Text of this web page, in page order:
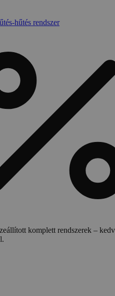
hűtés rendszer
komplett rendszerek –